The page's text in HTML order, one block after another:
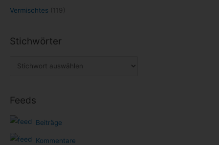
Vermischtes (119)
Stichwörter
Feeds
Beiträge
Kommentare